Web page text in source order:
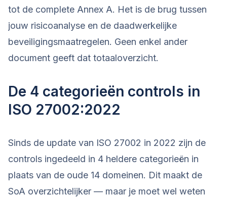
tot de complete Annex A. Het is de brug tussen
jouw risicoanalyse en de daadwerkelijke
beveiligingsmaatregelen. Geen enkel ander
document geeft dat totaaloverzicht.
De 4 categorieën controls in
ISO 27002:2022
Sinds de update van ISO 27002 in 2022 zijn de
controls ingedeeld in 4 heldere categorieën in
plaats van de oude 14 domeinen. Dit maakt de
SoA overzichtelijker — maar je moet wel weten